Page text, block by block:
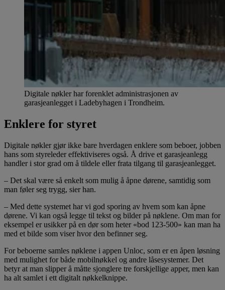
Digitale nøkler har forenklet administrasjonen av
garasjeanlegget i Ladebyhagen i Trondheim.
Enklere for styret
Digitale nøkler gjør ikke bare hverdagen enklere som beboer, jobben
hans som styreleder effektiviseres også. Å drive et garasjeanlegg
handler i stor grad om å tildele eller frata tilgang til garasjeanlegget.
– Det skal være så enkelt som mulig å åpne dørene, samtidig som
man føler seg trygg, sier han.
– Med dette systemet har vi god sporing av hvem som kan åpne
dørene. Vi kan også legge til tekst og bilder på nøklene. Om man for
eksempel er usikker på en dør som heter «bod 123-500» kan man ha
med et bilde som viser hvor den befinner seg.
For beboerne samles nøklene i appen Unloc, som er en åpen løsning
med mulighet for både mobilnøkkel og andre låsesystemer. Det
betyr at man slipper å måtte sjonglere tre forskjellige apper, men kan
ha alt samlet i ett digitalt nøkkelknippe.